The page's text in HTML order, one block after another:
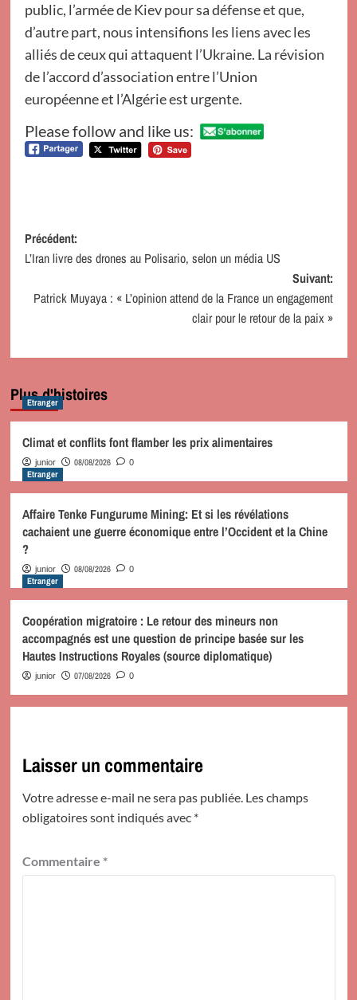
public, l’armée de Kiev pour sa défense et que,
d’autre part, nous intensifions les liens avec les
alliés de ceux qui attaquent l’Ukraine. La révision
de l’accord d’association entre l’Union
européenne et l’Algérie est urgente.
Please follow and like us:
Navigation
d’article
Précédent:
L’Iran livre des drones au Polisario, selon un média US
Suivant:
Patrick Muyaya : « L’opinion attend de la France un engagement
clair pour le retour de la paix »
Plus d'histoires
Etranger
Climat et conflits font flamber les prix alimentaires
junior 08/08/2026 0
Etranger
Affaire Tenke Fungurume Mining: Et si les révélations
cachaient une guerre économique entre l’Occident et la Chine
?
junior 08/08/2026 0
Etranger
Coopération migratoire : Le retour des mineurs non
accompagnés est une question de principe basée sur les
Hautes Instructions Royales (source diplomatique)
junior 07/08/2026 0
Laisser un commentaire
Votre adresse e-mail ne sera pas publiée. Les champs
obligatoires sont indiqués avec *
Commentaire *